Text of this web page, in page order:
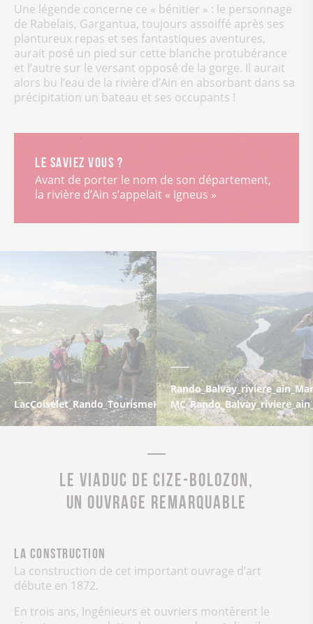
Une légende concerne ce « bénitier » : le personnage
de Rabelais, Gargantua, toujours assoiffé après ses
plantureux repas et ses fantastiques aventures,
aurait posé un pied sur cette blanche protubérance
et l’autre sur le versant opposé de la gorge. Il aurait
alors bu l’eau de la rivière d’Ain en absorbant dans sa
précipitation un bateau et ses occupants !
Le saviez vous ?
Avant de porter le nom de son département,
la rivière d’Ain s’appelait « Igneus »
LacCoiselet_Rando_TourismeHautBugey_2014_MarcChatelain-
Le Viaduc de Cize-Bolozon,
un ouvrage remarquable
La construction
La construction de cet important ouvrage d’art
débute en 1872.
En trois ans, Ingénieurs et ouvriers montèrent le